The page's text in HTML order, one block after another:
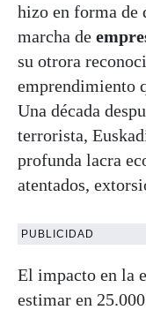
hizo en forma de
marcha de
su otrora
emprendimiento
Una década
terrorista,
profunda lacra
atentados,
PUBLICIDAD
El impacto en la
estimar en